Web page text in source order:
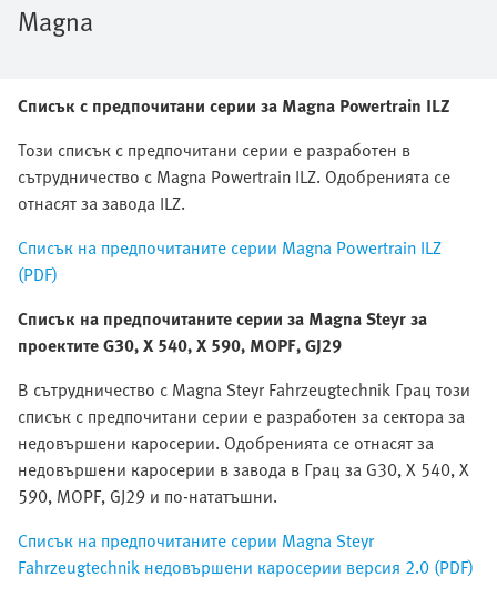
Magna
Списък с предпочитани серии за Magna Powertrain ILZ
Този списък с предпочитани серии е разработен в
сътрудничество с Magna Powertrain ILZ. Одобренията се
отнасят за завода ILZ.
Списък на предпочитаните серии Magna Powertrain ILZ
(PDF)
Списък на предпочитаните серии за Magna Steyr за
проектите G30, X 540, X 590, MOPF, GJ29
В сътрудничество с Magna Steyr Fahrzeugtechnik Грац този
списък с предпочитани серии е разработен за сектора за
недовършени каросерии. Одобренията се отнасят за
недовършени каросерии в завода в Грац за G30, X 540, X
590, MOPF, GJ29 и по-нататъшни.
Списък на предпочитаните серии Magna Steyr
Fahrzeugtechnik недовършени каросерии версия 2.0 (PDF)